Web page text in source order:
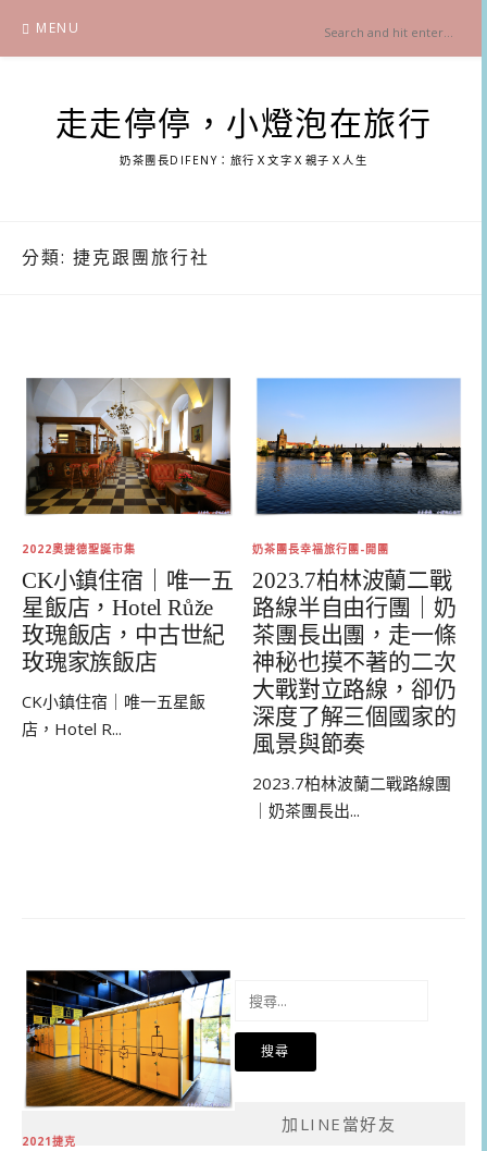
content
MENU
走走停停，小燈泡在旅行
奶茶團長DIFENY：旅行Ｘ文字Ｘ親子Ｘ人生
分類: 捷克跟團旅行社
2022奧捷德聖誕市集
CK小鎮住宿｜唯一五
星飯店，Hotel Růže
玫瑰飯店，中古世紀
玫瑰家族飯店
CK小鎮住宿｜唯一五星飯
店，Hotel R...
奶茶團長幸福旅行團-開團
2023.7柏林波蘭二戰
路線半自由行團｜奶
茶團長出團，走一條
神秘也摸不著的二次
大戰對立路線，卻仍
深度了解三個國家的
風景與節奏
2023.7柏林波蘭二戰路線團
｜奶茶團長出...
2021捷克
關
加LINE當好友